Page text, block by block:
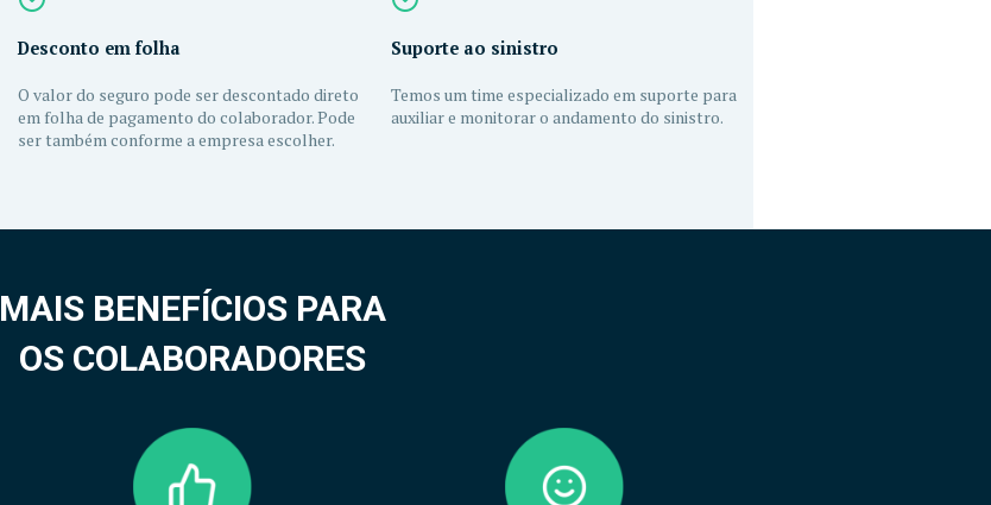
Desconto em folha
O valor do seguro pode ser descontado direto
em folha de pagamento do colaborador. Pode
ser também conforme a empresa escolher.
Suporte ao sinistro
Temos um time especializado em suporte para
auxiliar e monitorar o andamento do sinistro.
MAIS BENEFÍCIOS PARA
OS COLABORADORES